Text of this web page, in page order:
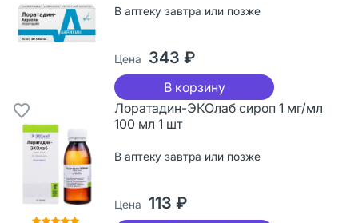
В аптеку завтра или позже
Цена 343 ₽
В корзину
Лоратадин-ЭКОлаб сироп 1 мг/мл
100 мл 1 шт
В аптеку завтра или позже
Цена 113 ₽